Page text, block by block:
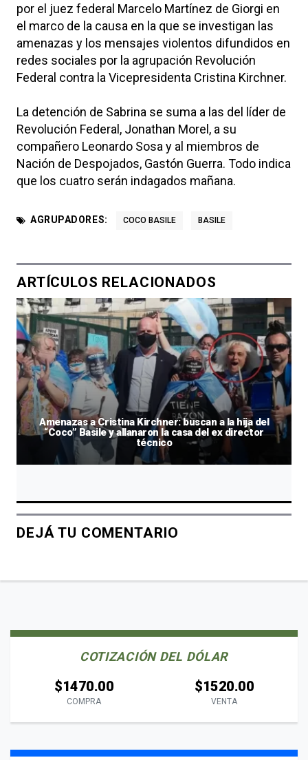
por el juez federal Marcelo Martínez de Giorgi en
el marco de la causa en la que se investigan las
amenazas y los mensajes violentos difundidos en
redes sociales por la agrupación Revolución
Federal contra la Vicepresidenta Cristina Kirchner.
La detención de Sabrina se suma a las del líder de
Revolución Federal, Jonathan Morel, a su
compañero Leonardo Sosa y al miembros de
Nación de Despojados, Gastón Guerra. Todo indica
que los cuatro serán indagados mañana.
AGRUPADORES: COCO BASILE BASILE
ARTÍCULOS RELACIONADOS
Amenazas a Cristina Kirchner: buscan a la hija del
“Coco” Basile y allanaron la casa del ex director
técnico
DEJÁ TU COMENTARIO
COTIZACIÓN DEL DÓLAR
$1470.00
COMPRA
$1520.00
VENTA